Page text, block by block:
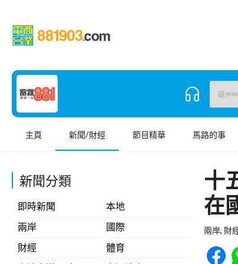
主頁 新聞/財經 節目精華 馬路的事
新聞分類
即時新聞
本地
兩岸
國際
財經
體育
十
在
兩岸, 財
Share